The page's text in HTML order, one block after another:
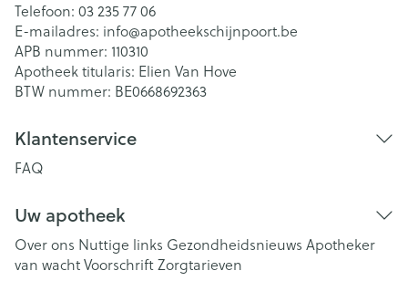
Telefoon: 03 235 77 06
E-mailadres: info@apotheekschijnpoort.be
APB nummer: 110310
Apotheek titularis: Elien Van Hove
BTW nummer: BE0668692363
Klantenservice
FAQ
Uw apotheek
Over ons Nuttige links Gezondheidsnieuws Apotheker
van wachtVoorschriftZorgtarieven